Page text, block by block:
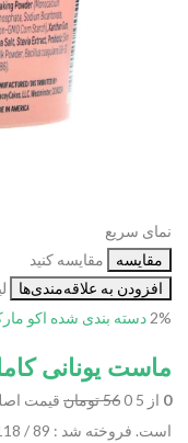
نمای سریع
مقایسه
مقایسه کنید
افزودن به علاقه‌مندی‌ها
2% دسته بندی شده اکو
ماست یونانی
0 از 5 0 56 تومان قیمت اصلی 56
است. فروخته شد : 89 / 118